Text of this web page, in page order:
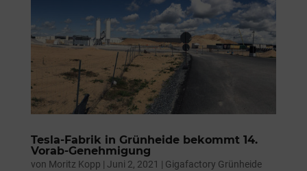
Tesla-Fabrik in Grünheide bekommt 14.
Vorab-Genehmigung
von Moritz Kopp | Juni 2, 2021 | Gigafactory Grünheide